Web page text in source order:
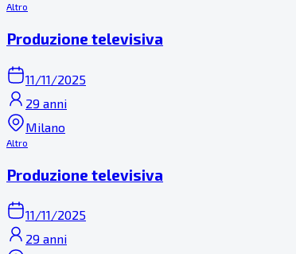
Altro
Produzione televisiva
11/11/2025
29 anni
Milano
Altro
Produzione televisiva
11/11/2025
29 anni